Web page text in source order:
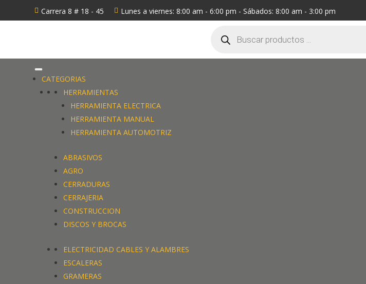
 Carrera 8 # 18 - 45  Lunes a viernes: 8:00 am - 6:00 pm - Sábados: 8:00 am - 3:00 pm
productos
CATEGORIAS
HERRAMIENTAS
HERRAMIENTA ELECTRICA
HERRAMIENTA MANUAL
HERRAMIENTA AUTOMOTRIZ
ABRASIVOS
AGRO
CERRADURAS
CERRAJERIA
CONSTRUCCION
DISCOS Y BROCAS
ELECTRICIDAD CABLES Y ALAMBRES
ESCALERAS
GRAMERAS